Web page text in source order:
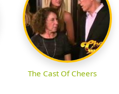
The Cast Of Cheers